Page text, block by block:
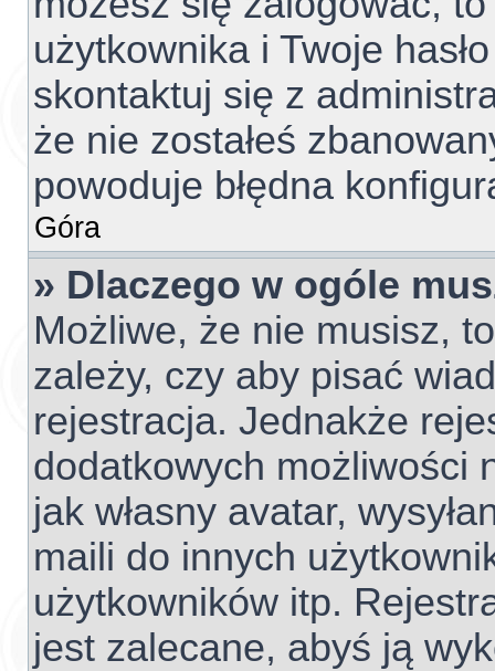
użytkownika i Twoje
skontaktuj się z
że nie zostałeś
powoduje błędna
Góra
» Dlaczego w ogóle
Możliwe, że nie musisz,
zależy, czy aby pisać
rejestracja. Jednakże
dodatkowych możliwości
jak własny avatar,
maili do innych
użytkowników itp.
jest zalecane, abyś ją